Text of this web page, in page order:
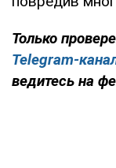
Только
Telegram-
ведитесь на